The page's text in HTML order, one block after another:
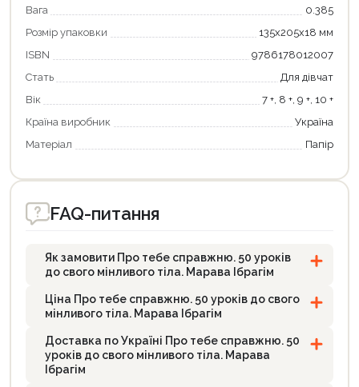
Вага
0.385
Розмір упаковки
135х205х18 мм
ISBN
9786178012007
Стать
Для дівчат
Вік
7 +, 8 +, 9 +, 10 +
Країна виробник
Україна
Матеріал
Папір
FAQ-питання
Як замовити Про тебе справжню. 50 уроків
до свого мінливого тіла. Марава Ібрагім
Ціна Про тебе справжню. 50 уроків до свого
мінливого тіла. Марава Ібрагім
Доставка по Україні Про тебе справжню. 50
уроків до свого мінливого тіла. Марава
Ібрагім